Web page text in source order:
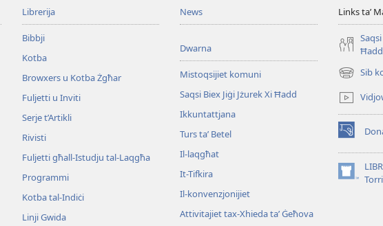
Librerija
Bibbji
Kotba
Browxers u Kotba Żgħar
Fuljetti u Inviti
Serje t’Artikli
Rivisti
Fuljetti għall-Istudju tal-Laqgħa
Programmi
Kotba tal-Indiċi
Linji Gwida
News
Dwarna
Mistoqsijiet komuni
Saqsi Biex Jiġi Jżurek Xi Ħadd
Ikkuntattjana
Turs taʼ Betel
Il-laqgħat
It-Tifkira
Il-konvenzjonijiet
Attivitajiet tax-Xhieda taʼ Ġeħova
Links taʼ
Ħadd
Sib
(opens
new
window)
(opens
new
window)
(opens